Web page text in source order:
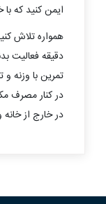
ایمن کنید که با
دقیقه فعالیت
تمرین با وزنه و
در کنار مصرف
در خارج از خانه